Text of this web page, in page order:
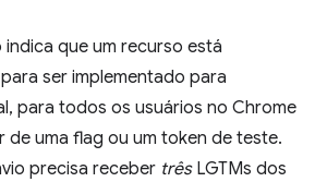
que um recurso está
ser implementado para
para todos os usuários no Chrome
de uma flag ou um token de teste.
precisa receber trêsLGTMs dos